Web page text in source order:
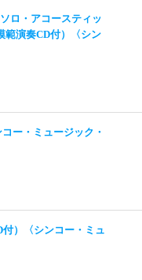
ロ・アコースティッ
範演奏CD付）〈シン
ー・ミュージック・
）〈シンコー・ミュ